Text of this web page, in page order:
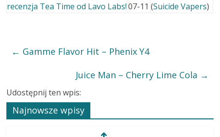
recenzja Tea Time od Lavo Labs! 07-11 (Suicide Vapers)
← Gamme Flavor Hit – Phenix Y4
Juice Man – Cherry Lime Cola →
Udostępnij ten wpis:
Najnowsze wpisy